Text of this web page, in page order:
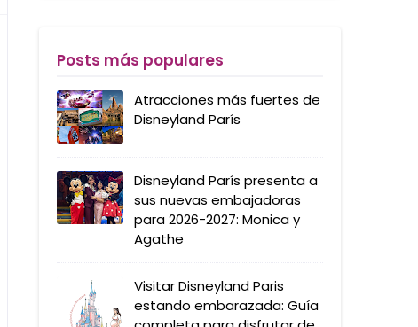
Posts más populares
Atracciones más fuertes de
Disneyland París
Disneyland París presenta a
sus nuevas embajadoras
para 2026-2027: Monica y
Agathe
Visitar Disneyland Paris
estando embarazada: Guía